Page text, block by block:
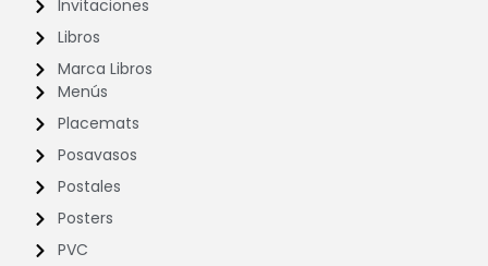
Invitaciones
Libros
Marca Libros
Menús
Placemats
Posavasos
Postales
Posters
PVC